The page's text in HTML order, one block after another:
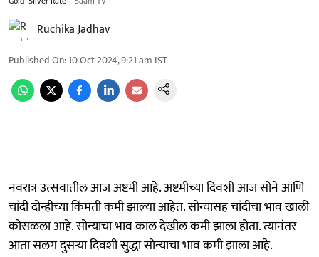
Ruchika Jadhav
Published On:10 Oct 2024, 9:21 am IST
नवरात्र उत्सवातील आज अष्टमी आहे. अष्टमीच्या दिवशी आज सोने आणि
चांदी दोन्हीच्या किंमती कमी झाल्या आहेत. सोन्यासह चांदीचा भाव खाली
कोसळला आहे. सोन्याचा भाव काल देखील कमी झाला होता. त्यानंतर
आता सलग दुसऱ्या दिवशी सुद्धा सोन्याचा भाव कमी झाला आहे.